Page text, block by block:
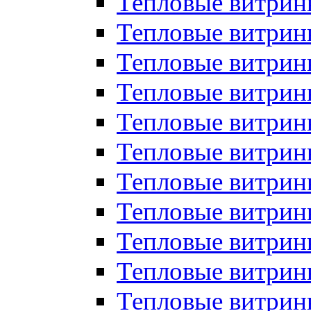
Тепловые
Тепловые
Тепловые
Тепловые
Тепловые
Тепловые
Тепловые
Тепловые
Тепловые
Тепловые